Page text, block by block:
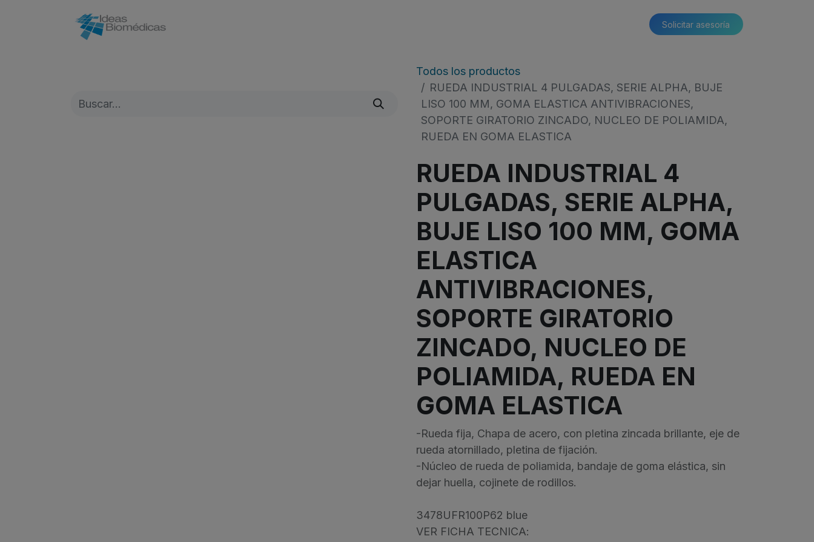
Solicitar asesoría​​
Todos los productos
RUEDA INDUSTRIAL 4 PULGADAS, SERIE ALPHA, BUJE
LISO 100 MM, GOMA ELASTICA ANTIVIBRACIONES,
SOPORTE GIRATORIO ZINCADO, NUCLEO DE POLIAMIDA,
RUEDA EN GOMA ELASTICA
RUEDA INDUSTRIAL 4
PULGADAS, SERIE ALPHA,
BUJE LISO 100 MM, GOMA
ELASTICA
ANTIVIBRACIONES,
SOPORTE GIRATORIO
ZINCADO, NUCLEO DE
POLIAMIDA, RUEDA EN
GOMA ELASTICA
-Rueda fija, Chapa de acero, con pletina zincada brillante, eje de
rueda atornillado, pletina de fijación.
-Núcleo de rueda de poliamida, bandaje de goma elástica, sin
dejar huella, cojinete de rodillos.
3478UFR100P62 blue
VER FICHA TECNICA: